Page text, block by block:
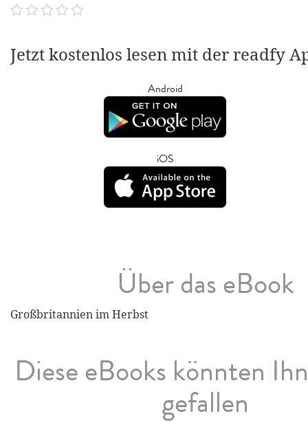
Jetzt kostenlos lesen mit der readfy
Android
iOS
Über das eBook
Großbritannien im Herbst
Diese eBooks könnten
gefallen